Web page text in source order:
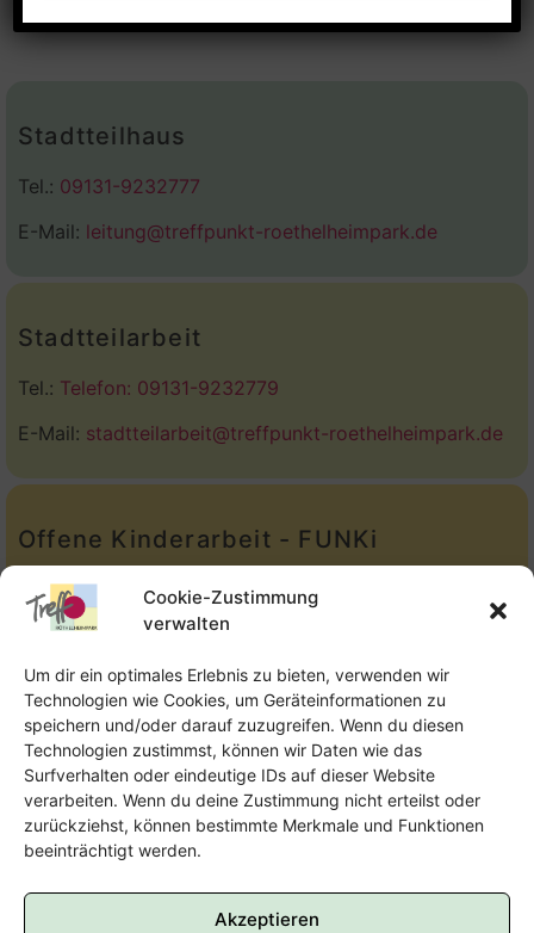
Cookie-Zustimmung
verwalten
Um dir ein optimales Erlebnis zu bieten, verwenden wir
Technologien wie Cookies, um Geräteinformationen zu
speichern und/oder darauf zuzugreifen. Wenn du diesen
Technologien zustimmst, können wir Daten wie das
Surfverhalten oder eindeutige IDs auf dieser Website
verarbeiten. Wenn du deine Zustimmung nicht erteilst oder
zurückziehst, können bestimmte Merkmale und Funktionen
beeinträchtigt werden.
Akzeptieren
Stadtteilhaus
Tel.: 09131-9232777
E-Mail: leitung@treffpunkt-roethelheimpark.de
Stadtteilarbeit
Tel.: Telefon: 09131-9232779
E-Mail: stadtteilarbeit@treffpunkt-roethelheimpark.de
Offene Kinderarbeit - FUNKi
Tel.:Telefon: 09131-610749
E-Mail:oka@treffpunkt-roethelheimpark.de
Offene Jugendarbeit - Easthouse
Tel:
09131–302259
E-Mail:oja@treffpunkt-roethelheimpark.de